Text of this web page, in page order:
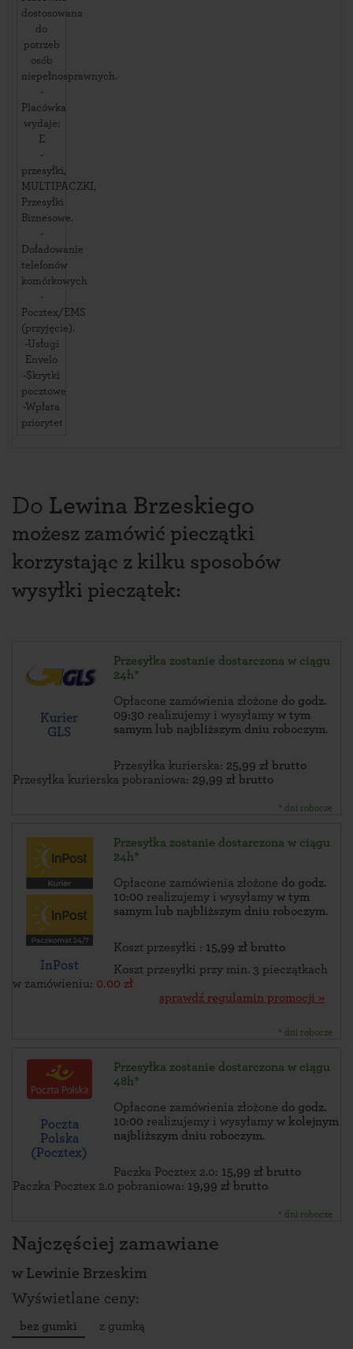
dostosowana
do
potrzeb
osób
niepełnosprawnych.
-
Placówka
wydaje:
E
-
przesyłki,
MULTIPACZKI,
Przesyłki
Biznesowe.
-
Doładowanie
telefonów
komórkowych
-
Pocztex/EMS
(przyjęcie).
-Usługi
Envelo
-Skrytki
pocztowe
-Wpłata
priorytet
Do Lewina Brzeskiego
możesz zamówić pieczątki
korzystając z kilku sposobów
wysyłki pieczątek:
Kurier
GLS
Przesyłka zostanie dostarczona w ciągu
24h*
Opłacone zamówienia złożone do godz.
09:30 realizujemy i wysyłamy w tym
samym lub najbliższym dniu roboczym.
Przesyłka kurierska: 25,99 zł brutto
Przesyłka kurierska pobraniowa: 29,99 zł brutto
* dni robocze
InPost
Przesyłka zostanie dostarczona w ciągu
24h*
Opłacone zamówienia złożone do godz.
10:00 realizujemy i wysyłamy w tym
samym lub najbliższym dniu roboczym.
Koszt przesyłki : 15,99 zł brutto
Koszt przesyłki przy min. 3 pieczątkach
w zamówieniu: 0.00 zł
sprawdź regulamin promocji »
* dni robocze
Poczta
Polska
(Pocztex)
Przesyłka zostanie dostarczona w ciągu
48h*
Opłacone zamówienia złożone do godz.
10:00 realizujemy i wysyłamy w kolejnym
najbliższym dniu roboczym.
Paczka Pocztex 2.0: 15,99 zł brutto
Paczka Pocztex 2.0 pobraniowa: 19,99 zł brutto
* dni robocze
Najczęściej zamawiane
w Lewinie Brzeskim
Wyświetlane ceny:
bez gumki z gumką